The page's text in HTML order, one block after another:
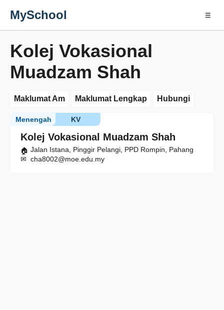
MySchool ☰
Kolej Vokasional
Muadzam Shah
Maklumat Am Maklumat Lengkap Hubungi
Kolej Vokasional Muadzam Shah
KV
Menengah
Jalan Istana, Pinggir Pelangi, PPD Rompin, Pahang
cha8002@moe.edu.my